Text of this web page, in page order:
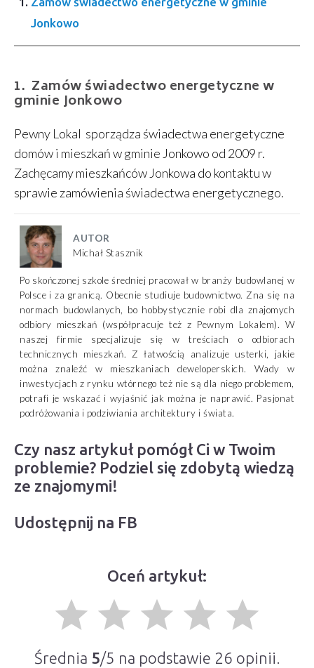
Jonkowo
Zamów świadectwo energetyczne w
gminie Jonkowo
Pewny Lokal sporządza świadectwa energetyczne
domów i mieszkań w gminie Jonkowo od 2009 r.
Zachęcamy mieszkańców Jonkowa do kontaktu w
sprawie zamówienia świadectwa energetycznego.
AUTOR
Michał Stasznik
Po skończonej szkole średniej pracował w branży budowlanej w
Polsce i za granicą. Obecnie studiuje budownictwo. Zna się na
normach budowlanych, bo hobbystycznie robi dla znajomych
odbiory mieszkań (współpracuje też z Pewnym Lokalem). W
naszej firmie specjalizuje się w treściach o odbiorach
technicznych mieszkań. Z łatwością analizuje usterki, jakie
można znaleźć w mieszkaniach deweloperskich. Wady w
inwestycjach z rynku wtórnego też nie są dla niego problemem,
potrafi je wskazać i wyjaśnić jak można je naprawić. Pasjonat
podróżowania i podziwiania architektury i świata.
Czy nasz artykuł pomógł Ci w Twoim
problemie? Podziel się zdobytą wiedzą
ze znajomymi!
Udostępnij na FB
Oceń artykuł:
grade grade grade grade grade
Średnia 5/5 na podstawie 26 opinii.